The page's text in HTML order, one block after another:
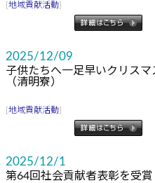
地域貢献活動
2025/12/09
子供たちへ一足早いクリスマ
（清明寮）
地域貢献活動
2025/12/1
第64回社会貢献者表彰を受